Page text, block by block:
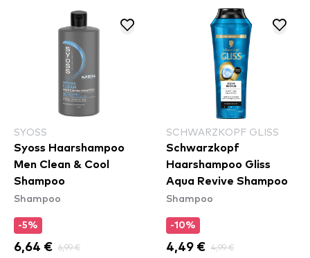
SYOSS
Syoss Haarshampoo
Men Clean & Cool
Shampoo
Shampoo
-5%
6,64 € 6,99 €
SCHWARZKOPF GLISS
Schwarzkopf
Haarshampoo Gliss
Aqua Revive Shampoo
Shampoo
-10%
4,49 € 4,99 €